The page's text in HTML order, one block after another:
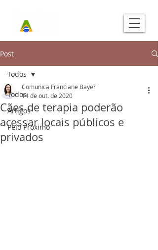
Post
Todos
Artigos
Pelo Próximo
Todos
Cães de terapia poderão
acessar locais públicos e
privados
Comunica Franciane Bayer
14 de out. de 2020